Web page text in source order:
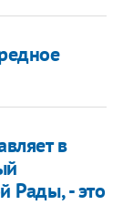
в
Рады, - это